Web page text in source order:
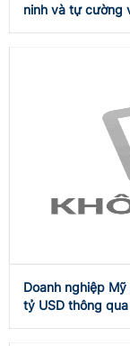
ninh và tự cường
Doanh nghiệp
tỷ USD thông